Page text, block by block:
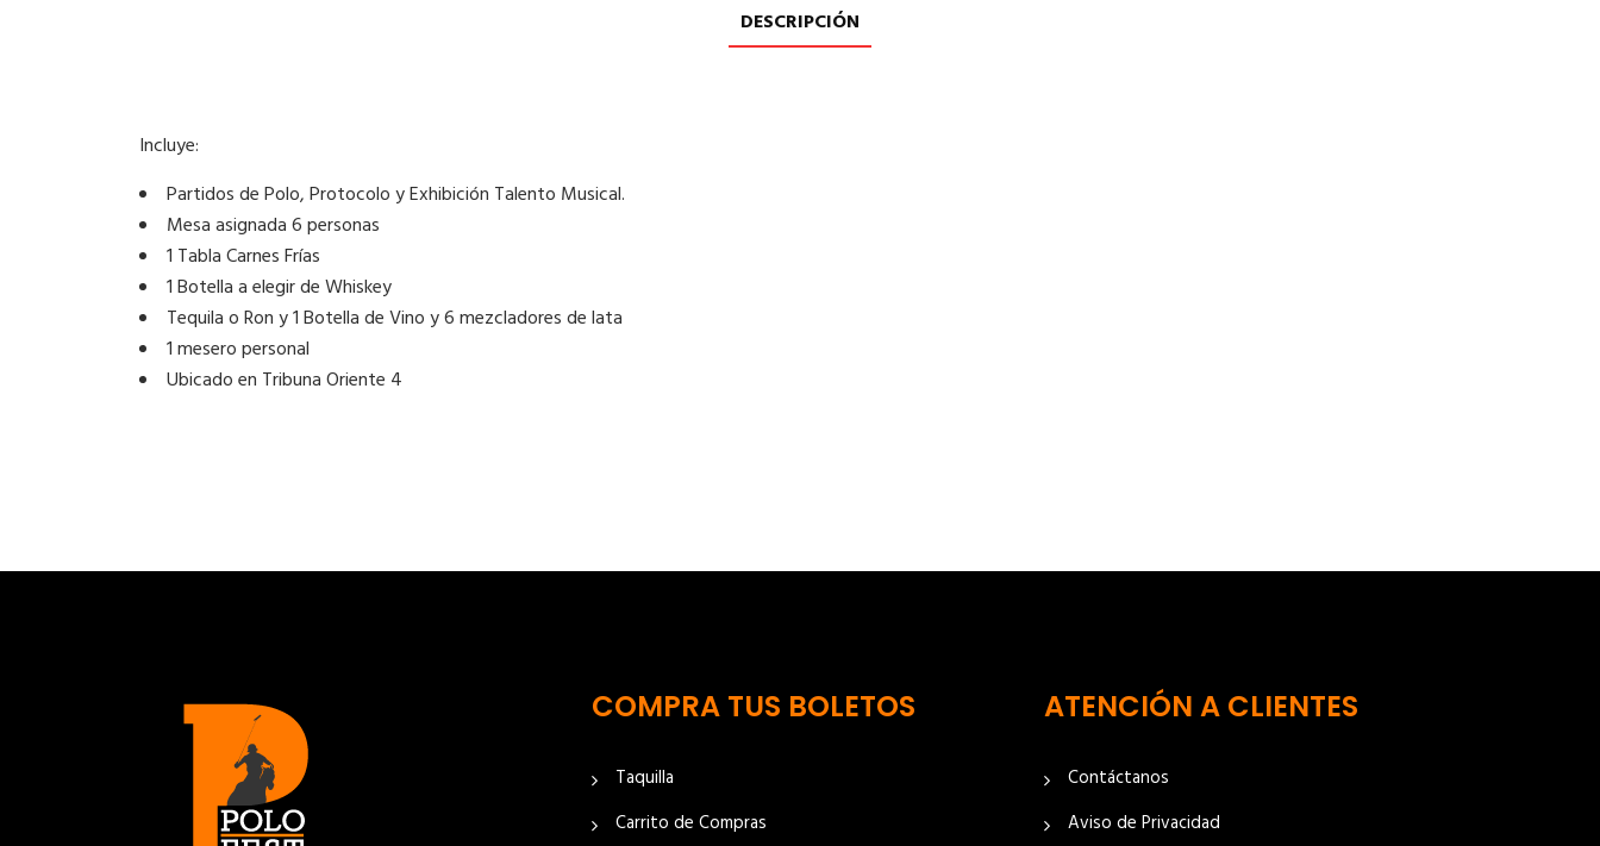
DESCRIPCIÓN
Incluye:
Partidos de Polo, Protocolo y Exhibición Talento Musical.
Mesa asignada 6 personas
1 Tabla Carnes Frías
1 Botella a elegir de Whiskey
Tequila o Ron y 1 Botella de Vino y 6 mezcladores de lata
1 mesero personal
Ubicado en Tribuna Oriente 4
COMPRA TUS BOLETOS
Taquilla
Carrito de Compras
ATENCIÓN A CLIENTES
Contáctanos
Aviso de Privacidad